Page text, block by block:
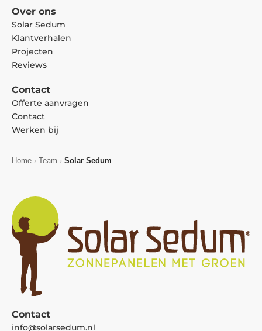
Contact
info@solarsedum.nl
Over ons
Solar Sedum
Klantverhalen
Projecten
Reviews
Contact
Offerte aanvragen
Contact
Werken bij
Home › Team › Solar Sedum